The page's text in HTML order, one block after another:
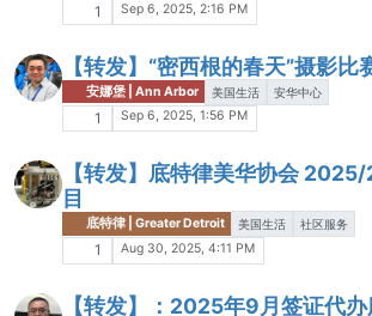
1 Sep 6, 2025, 2:16 PM
【转发】“密西根的春天”摄影比
安娜堡 | Ann Arbor 美国生活 安华中心
1 Sep 6, 2025, 1:56 PM
【转发】底特律美华协会
目
底特律 | Greater Detroit 美国生活 社区服务
1 Aug 30, 2025, 4:11 PM
【转发】：2025年9月签证代